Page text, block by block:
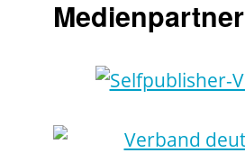
Medienpartner